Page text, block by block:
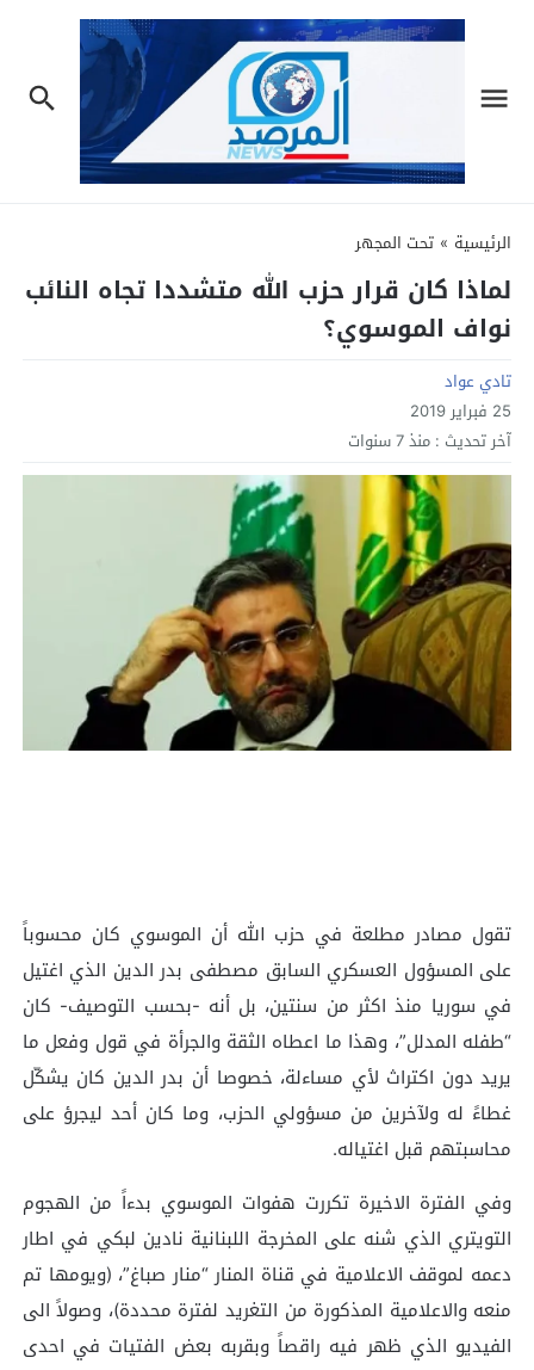
الرئيسية » تحت المجهر
لماذا كان قرار حزب الله متشددا تجاه النائب
نواف الموسوي؟
تادي عواد
25 فبراير 2019
آخر تحديث : منذ 7 سنوات
تقول مصادر مطلعة في حزب الله أن الموسوي كان محسوباً
على المسؤول العسكري السابق مصطفى بدر الدين الذي اغتيل
في سوريا منذ اكثر من سنتين، بل أنه -بحسب التوصيف- كان
“طفله المدلل”، وهذا ما اعطاه الثقة والجرأة في قول وفعل ما
يريد دون اكتراث لأي مساءلة، خصوصا أن بدر الدين كان يشكّل
غطاءً له ولآخرين من مسؤولي الحزب، وما كان أحد ليجرؤ على
محاسبتهم قبل اغتياله.
وفي الفترة الاخيرة تكررت هفوات الموسوي بدءاً من الهجوم
التويتري الذي شنه على المخرجة اللبنانية نادين لبكي في اطار
دعمه لموقف الاعلامية في قناة المنار “منار صباغ”، (ويومها تم
منعه والاعلامية المذكورة من التغريد لفترة محددة)، وصولاً الى
الفيديو الذي ظهر فيه راقصاً وبقربه بعض الفتيات في احدى